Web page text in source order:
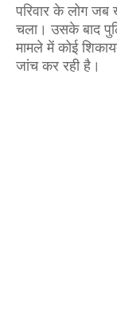
परिवार के लोग
चला। उसके बाद
मामले में कोई
जांच कर रही है।